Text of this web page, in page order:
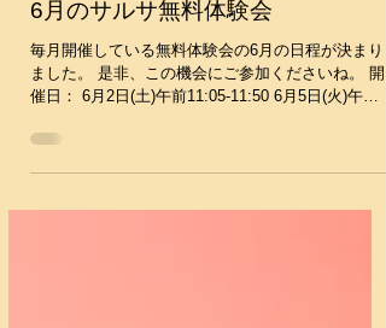
2018年5月23日
6月のサルサ無料体験会
毎月開催している無料体験会の6月の日程が決まり
ました。 是非、この機会にご参加くださいね。 開
7:05-7:50 6月16日(土)午前11:05-11:50 6月19日(火)